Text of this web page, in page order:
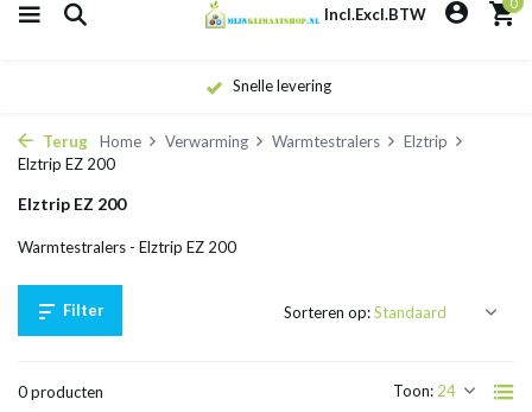
Incl.Excl.BTW
Snelle levering
Terug Home Verwarming Warmtestralers
Elztrip
Elztrip EZ 200
Elztrip EZ 200
Warmtestralers - Elztrip EZ 200
Filter
0 producten Toon:
Sorteren op: